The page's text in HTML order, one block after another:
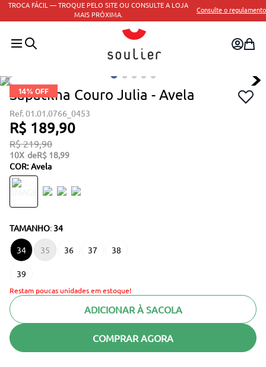
TROCA FÁCIL — TROQUE PELO SITE OU CONSULTE A LOJA
MAIS PRÓXIMA.
Consulte o regulamento
14% OFF
Sapatilha Couro Julia - Avela
01.01.0766_0453
R$ 189,90
R$ 219,90
10 R$ 18,99
COR: Avela
TAMANHO: 34
34 35 36 37 38
39
Restam poucas unidades em estoque!
ADICIONAR À SACOLA
COMPRAR AGORA